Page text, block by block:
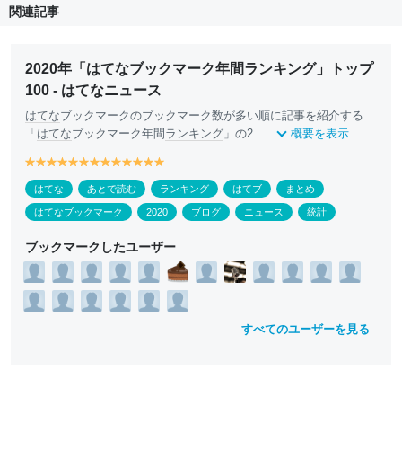
関連記事
2020年「はてなブックマーク年間ランキング」トップ
100 - はてなニュース
はてなブックマークのブックマーク数が多い順に記事を紹介する
「 はてなブックマーク年間 ランキング 」の2... 概要を表示
y
e
ll
o
y
e
ll
o
y
e
ll
o
y
e
ll
o
y
e
ll
o
y
e
ll
o
y
e
ll
o
y
e
ll
o
y
e
ll
o
y
e
ll
o
y
e
ll
o
y
e
ll
o
e
ll
o
はてな あとで読む ランキング はてブ まとめ
はてなブックマーク 2020 ブログ ニュース 統計
ブックマークしたユーザー
すべてのユーザーを見る